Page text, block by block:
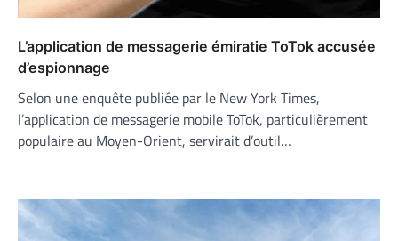
L’application de messagerie émiratie ToTok accusée
d’espionnage
Selon une enquête publiée par le New York Times,
l’application de messagerie mobile ToTok, particulièrement
populaire au Moyen-Orient, servirait d’outil…